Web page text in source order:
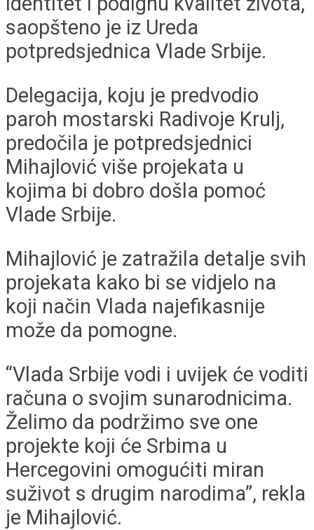
saopšteno je iz Ureda
potpredsjednica Vlade Srbije.
Delegacija, koju je predvodio
paroh mostarski Radivoje Krulj,
predočila je potpredsjednici
Mihajlović više projekata u
kojima bi dobro došla pomoć
Vlade Srbije.
Mihajlović je zatražila detalje svih
projekata kako bi se vidjelo na
koji način Vlada najefikasnije
može da pomogne.
“Vlada Srbije vodi i uvijek će voditi
računa o svojim sunarodnicima.
Želimo da podržimo sve one
projekte koji će Srbima u
Hercegovini omogućiti miran
suživot s drugim narodima”, rekla
je Mihajlović.